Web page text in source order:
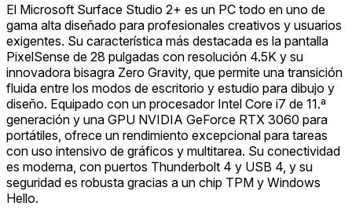
El Microsoft Surface Studio 2+ es un PC todo en uno de
gama alta diseñado para profesionales creativos y usuarios
exigentes. Su característica más destacada es la pantalla
PixelSense de 28 pulgadas con resolución 4.5K y su
innovadora bisagra Zero Gravity, que permite una transición
fluida entre los modos de escritorio y estudio para dibujo y
diseño. Equipado con un procesador Intel Core i7 de 11.ª
generación y una GPU NVIDIA GeForce RTX 3060 para
portátiles, ofrece un rendimiento excepcional para tareas
con uso intensivo de gráficos y multitarea. Su conectividad
es moderna, con puertos Thunderbolt 4 y USB 4, y su
seguridad es robusta gracias a un chip TPM y Windows
Hello.